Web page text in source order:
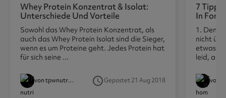
Whey Protein Konzentrat & Isolat:
Unterschiede Und Vorteile
Sowohl das Whey Protein Konzentrat, als
auch das Whey Protein Isolat sind die Sieger,
wenn es um Proteine geht. Jedes Protein hat
für sich seine ...
von tpwnutritionist access_timeGepostet 21 Aug 2018
7 Tipps
In
1. Denk
nicht
etwas
leid,